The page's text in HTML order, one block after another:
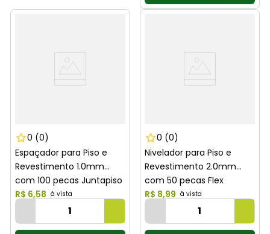
0 (0)
Espaçador para Piso e
Revestimento 1.0mm
com 100 pecas Juntapiso
Cortag
R$ 6,58
0 (0)
Nivelador para Piso e
Revestimento 2.0mm
com 50 pecas Flex
Moldimplas
R$ 8,99